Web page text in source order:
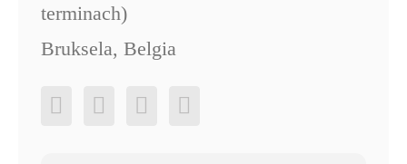
terminach)
Bruksela, Belgia